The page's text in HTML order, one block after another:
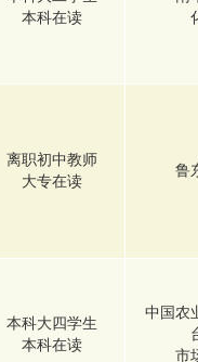
本科在读
离职初中教师
大专在读
鲁
本科大四学生
本科在读
中国农
市